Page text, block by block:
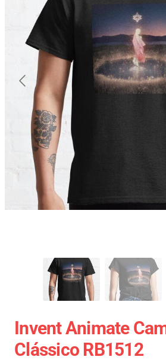
Invent Animate
Clássico RB1512